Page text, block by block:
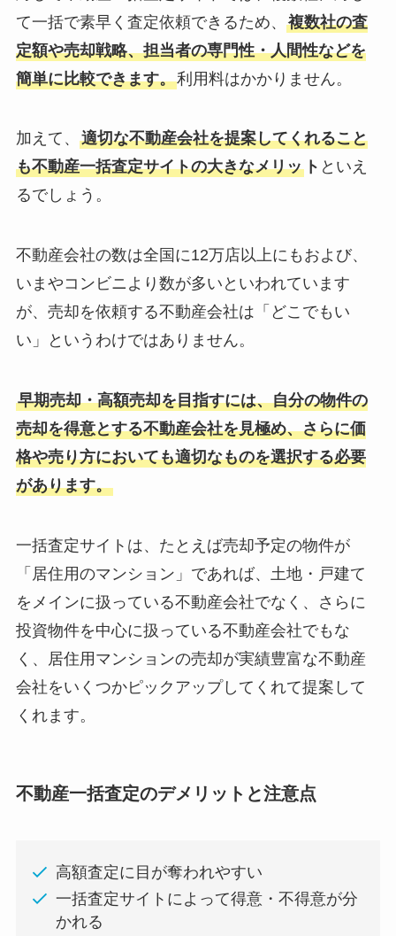
て一括で素早く査定依頼できるため、 複数社の査
定額や売却戦略、担当者の専門性・人間性などを
簡単に比較できます。利用料はかかりません。
加えて、 適切な不動産会社を提案してくれること
も不動産一括査定サイトの大きなメリット といえ
るでしょう。
不動産会社の数は全国に12万店以上にもおよび、
いまやコンビニより数が多いといわれています
が、売却を依頼する不動産会社は「どこでもい
い」というわけではありません。
早期売却・高額売却を目指すには、自分の物件の
売却を得意とする不動産会社を見極め、さらに価
格や売り方においても適切なものを選択する必要
があります。
一括査定サイトは、たとえば売却予定の物件が
「居住用のマンション」であれば、土地・戸建て
をメインに扱っている不動産会社でなく、さらに
投資物件を中心に扱っている不動産会社でもな
く、居住用マンションの売却が実績豊富な不動産
会社をいくつかピックアップしてくれて提案して
くれます。
不動産一括査定のデメリットと注意点
高額査定に目が奪われやすい
一括査定サイトによって得意・不得意が分
かれる